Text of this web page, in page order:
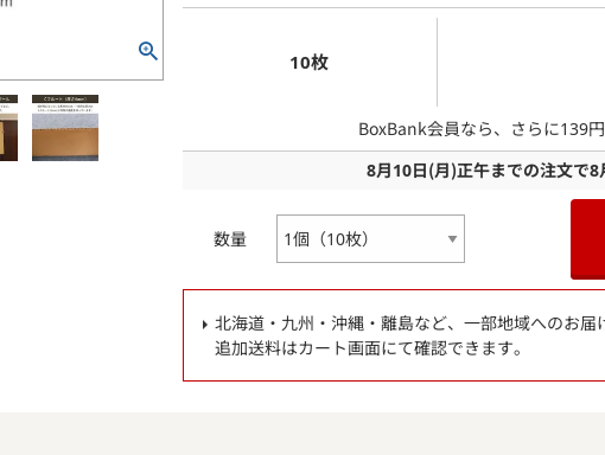
10枚
BoxBank会員なら、さらに139
8月10日(月)正午までの注文で8
数量
北海道・九州・沖縄・離島など、一部地域へのお届
追加送料はカート画面にて確認できます。